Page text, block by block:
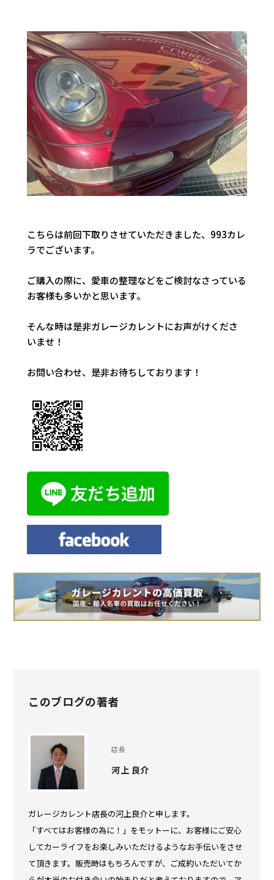
こちらは前回下取りさせていただきました、993カレ
ラでございます。
ご購入の際に、愛車の整理などをご検討なさっている
お客様も多いかと思います。
そんな時は是非ガレージカレントにお声がけくださ
いませ！
お問い合わせ、是非お待ちしております！
このブログの著者
店長
河上 良介
ガレージカレント店長の河上良介と申します。
「すべてはお客様の為に！」をモットーに、お客様にご安心
してカーライフをお楽しみいただけるようなお手伝いをさせ
て頂きます。販売時はもちろんですが、ご成約いただいてか